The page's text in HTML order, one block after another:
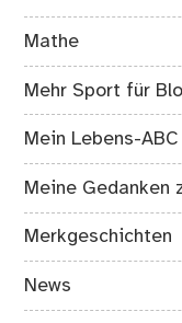
Mathe
Mehr Sport für
Mein Lebens-ABC
Meine Gedanken
Merkgeschichten
News